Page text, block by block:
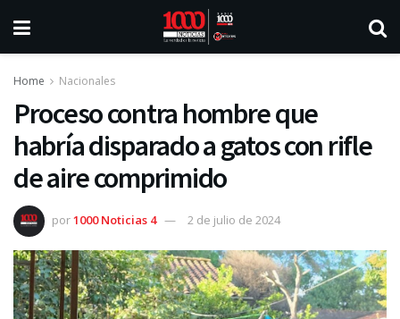
Home Nacionales
Proceso contra hombre que
habría disparado a gatos con rifle
de aire comprimido
por1000 Noticias 4 2 de julio de 2024